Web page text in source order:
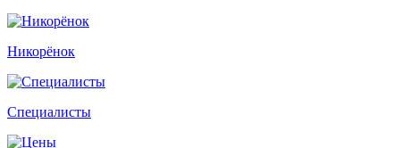
Никорёнок
Специалисты